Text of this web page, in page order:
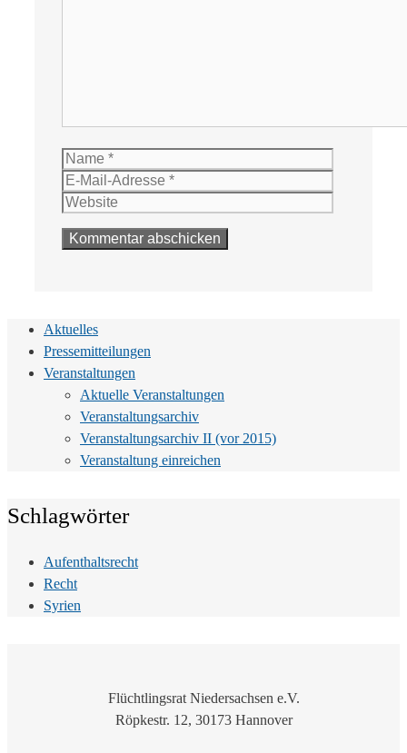
Name
Aktuelles
Pressemitteilungen
Veranstaltungen
Aktuelle Veranstaltungen
Veranstaltungsarchiv
Veranstaltungsarchiv II (vor 2015)
Veranstaltung einreichen
Schlagwörter
Aufenthaltsrecht
Recht
Syrien
Flüchtlingsrat Niedersachsen e.V.
Röpkestr. 12, 30173 Hannover